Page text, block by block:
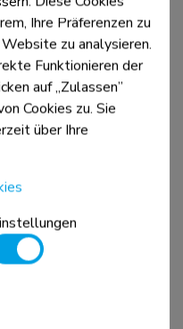
Ihre Präferenzen zu
zu analysieren.
Funktionieren der
auf „Zulassen”
Cookies zu. Sie
über Ihre